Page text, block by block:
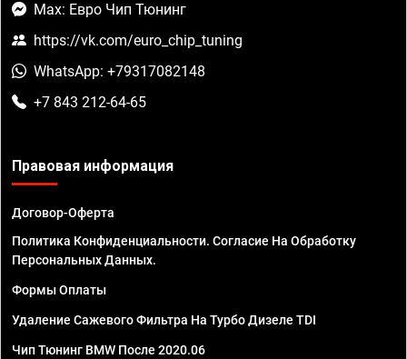
Max: Евро Чип Тюнинг
https://vk.com/euro_chip_tuning
WhatsApp: +79317082148
+7 843 212-64-65
Правовая информация
Договор-Оферта
Политика Конфиденциальности. Согласие На Обработку
Персональных Данных.
Формы Оплаты
Удаление Сажевого Фильтра На Турбо Дизеле TDI
Чип Тюнинг BMW После 2020.06